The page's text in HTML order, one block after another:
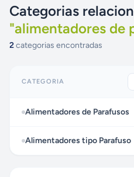
Categorias
"alimentadores de
2categorias encontradas
CATEGORIA
Alimentadores de Parafusos
Alimentadores tipo Parafuso